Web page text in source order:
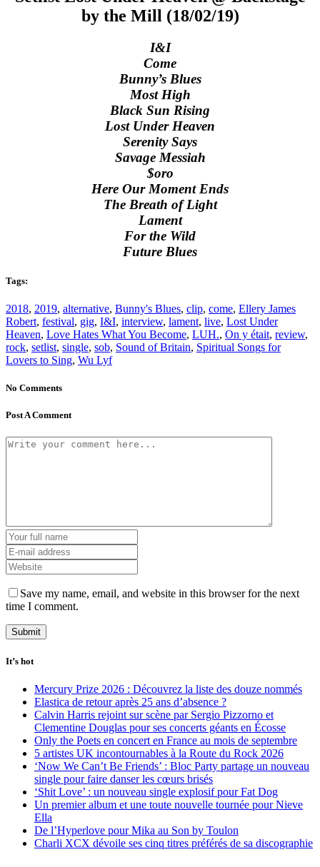
by the Mill (18/02/19)
I&I
Come
Bunny’s Blues
Most High
Black Sun Rising
Lost Under Heaven
Serenity Says
Savage Messiah
$oro
Here Our Moment Ends
The Breath of Light
Lament
For the Wild
Future Blues
Tags:
2018, 2019, alternative, Bunny's Blues, clip, come, Ellery James
Robert, festival, gig, I&I, interview, lament, live, Lost Under
Heaven, Love Hates What You Become, LUH., On y était, review,
rock, setlist, single, sob, Sound of Britain, Spiritual Songs for
Lovers to Sing, Wu Lyf
No Comments
Post A Comment
Save my name, email, and website in this browser for the next
time I comment.
It’s hot
Mercury Prize 2026 : Découvrez la liste des douze nommés
Elastica de retour après 25 ans d’absence ?
Calvin Harris rejoint sur scène par Sergio Pizzorno et
Clementine Douglas pour ses concerts géants en Écosse
Only the Poets en concert en France au mois de septembre
5 artistes UK incontournables à la Route du Rock 2026
‘Now We Can’t Be Friends’ : Bloc Party partage un nouveau
single pour faire danser les cœurs brisés
‘Shit Love’ : un nouveau single explosif pour Fat Dog
Un premier album et une toute nouvelle tournée pour Nieve
Ella
De l’Hyperlove pour Mika au Son by Toulon
Charli XCX dévoile ses cinq titres préférés de sa discographie